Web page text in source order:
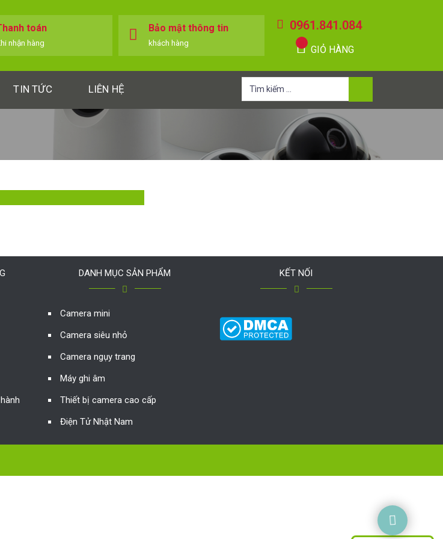
toán
nhận hàng
Bảo mật thông tin
khách hàng
0961.841.084
GIỎ HÀNG
TIN TỨC LIÊN HỆ
Tìm
kiếm
cho:
DANH MỤC SẢN PHẨM
Camera mini
Camera siêu nhỏ
Camera ngụy trang
Máy ghi âm
Thiết bị camera cao cấp
Điện Tử Nhật Nam
KẾT NỐI